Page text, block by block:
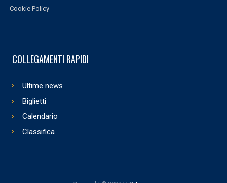
Cookie Policy
COLLEGAMENTI RAPIDI
Ultime news
Biglietti
Calendario
Classifica